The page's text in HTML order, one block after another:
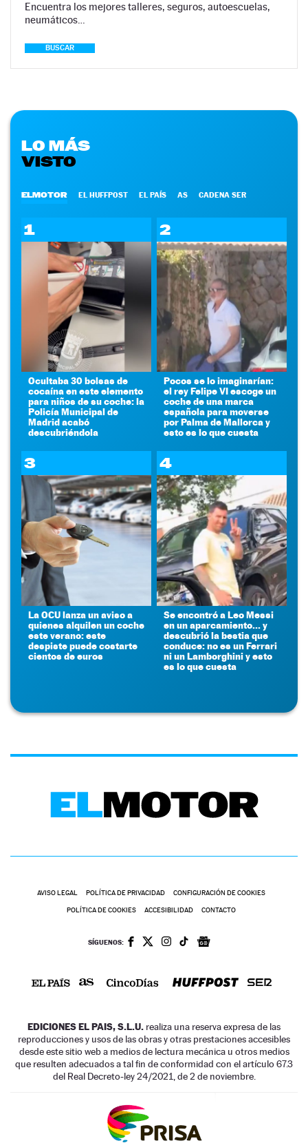
Encuentra los mejores talleres, seguros, autoescuelas,
neumáticos…
BUSCAR
LO MÁS
VISTO
ELMOTOR EL HUFFPOST EL PAÍS AS CADENA SER
1
Ocultaba 30 bolsas de
cocaína en este elemento
para niños de su coche: la
Policía Municipal de
Madrid acabó
descubriéndola
2
Pocos se lo imaginarían:
el rey Felipe VI escoge un
coche de una marca
española para moverse
por Palma de Mallorca y
esto es lo que cuesta
3
La OCU lanza un aviso a
quienes alquilen un coche
este verano: este
despiste puede costarte
cientos de euros
4
Se encontró a Leo Messi
en un aparcamiento... y
descubrió la bestia que
conduce: no es un Ferrari
ni un Lamborghini y esto
es lo que cuesta
AVISO LEGAL POLÍTICA DE PRIVACIDAD CONFIGURACIÓN DE COOKIES
POLÍTICA DE COOKIES ACCESIBILIDAD CONTACTO
SÍGUENOS:
EDICIONES EL PAIS, S.L.U. realiza una reserva expresa de las
reproducciones y usos de las obras y otras prestaciones accesibles
desde este sitio web a medios de lectura mecánica u otros medios
que resulten adecuados a tal fin de conformidad con el artículo 67.3
del Real Decreto-ley 24/2021, de 2 de noviembre.